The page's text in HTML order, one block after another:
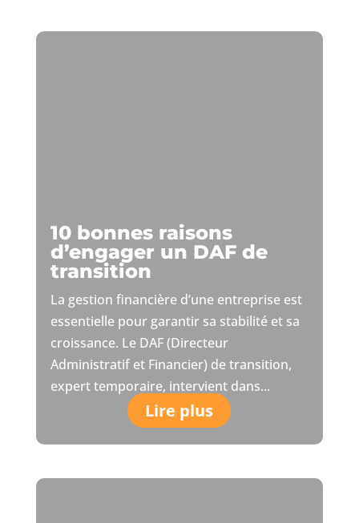
10 bonnes raisons
d’engager un DAF de
transition
La gestion financière d’une entreprise est
essentielle pour garantir sa stabilité et sa
croissance. Le DAF (Directeur
Administratif et Financier) de transition,
expert temporaire, intervient dans...
Lire plus